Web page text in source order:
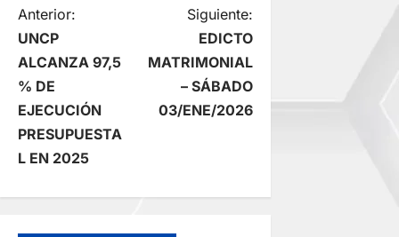
N
a
v
e
Anterior:
UNCP
ALCANZA 97,5
% DE
EJECUCIÓN
PRESUPUESTA
L EN 2025
Siguiente:
EDICTO
MATRIMONIAL
– SÁBADO
03/ENE/2026